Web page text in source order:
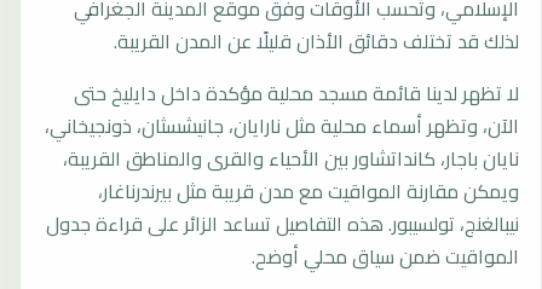
الإسلامي، وتُحسب الأوقات وفق موقع المدينة الجغرافي
لذلك قد تختلف دقائق الأذان قليلًا عن المدن القريبة.
لا تظهر لدينا قائمة مسجد محلية مؤكدة داخل دايليخ حتى
الآن، وتظهر أسماء محلية مثل نارايان، جانيشسثان، ذونجيخاني،
نايان باجار، كانداتشاور بين الأحياء والقرى والمناطق القريبة،
ويمكن مقارنة المواقيت مع مدن قريبة مثل بيرندرناغار،
نيبالغنج، تولسيبور. هذه التفاصيل تساعد الزائر على قراءة جدول
المواقيت ضمن سياق محلي أوضح.